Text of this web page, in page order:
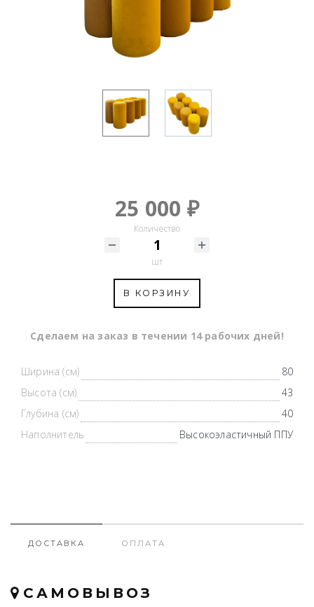
25 000 ₽
Количество
шт
В КОРЗИНУ
Cделаем на заказ в течении 14 рабочих дней!
Ширина (см)
80
Высота (см)
43
Глубина (см)
40
Наполнитель
Высокоэластичный ППУ
ДОСТАВКА ОПЛАТА
САМОВЫВОЗ